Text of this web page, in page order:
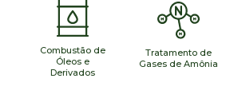
Combustão de
Óleos e
Derivados
mais…
Tratamento de
Gases de Amônia
mais…